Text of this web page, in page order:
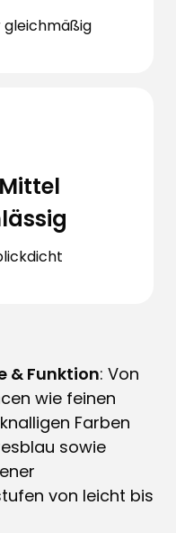
gleichmäßig
& Funktion: Von
wie feinen
Farben
sowie
von leicht bis